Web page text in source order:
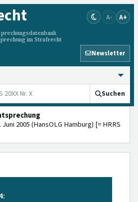
im Strafrecht
A- A+
Newsletter
Suchen
Juni 2005 (HansOLG Hamburg) [= HRRS